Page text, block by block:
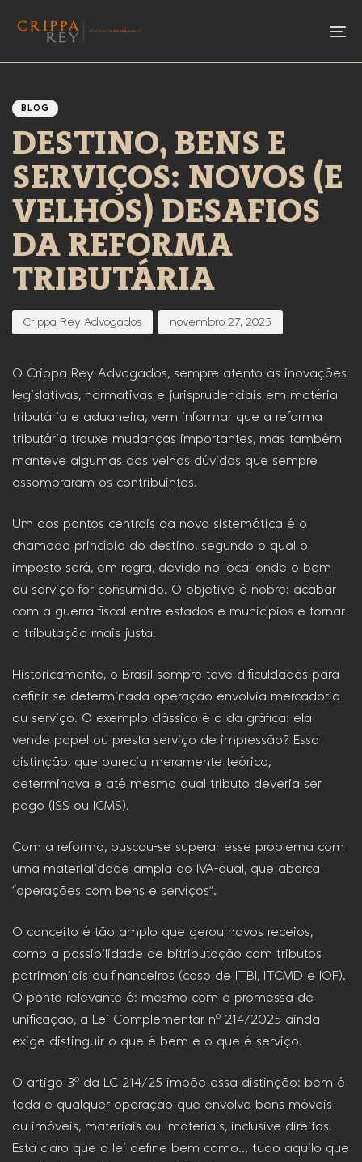
BLOG
DESTINO, BENS E
SERVIÇOS: NOVOS (E
VELHOS) DESAFIOS
DA REFORMA
TRIBUTÁRIA
Crippa Rey Advogados novembro 27, 2025
O Crippa Rey Advogados, sempre atento às inovações
legislativas, normativas e jurisprudenciais em matéria
tributária e aduaneira, vem informar que a reforma
tributária trouxe mudanças importantes, mas também
manteve algumas das velhas dúvidas que sempre
assombraram os contribuintes.
Um dos pontos centrais da nova sistemática é o
chamado princípio do destino, segundo o qual o
imposto será, em regra, devido no local onde o bem
ou serviço for consumido. O objetivo é nobre: acabar
com a guerra fiscal entre estados e municípios e tornar
a tributação mais justa.
Historicamente, o Brasil sempre teve dificuldades para
definir se determinada operação envolvia mercadoria
ou serviço. O exemplo clássico é o da gráfica: ela
vende papel ou presta serviço de impressão? Essa
distinção, que parecia meramente teórica,
determinava e até mesmo qual tributo deveria ser
pago (ISS ou ICMS).
Com a reforma, buscou-se superar esse problema com
uma materialidade ampla do IVA-dual, que abarca
“operações com bens e serviços”.
O conceito é tão amplo que gerou novos receios,
como a possibilidade de bitributação com tributos
patrimoniais ou financeiros (caso de ITBI, ITCMD e IOF).
O ponto relevante é: mesmo com a promessa de
unificação, a Lei Complementar nº 214/2025 ainda
exige distinguir o que é bem e o que é serviço.
O artigo 3º da LC 214/25 impõe essa distinção: bem é
toda e qualquer operação que envolva bens móveis
ou imóveis, materiais ou imateriais, inclusive direitos.
Está claro que a lei define bem como… tudo aquilo que